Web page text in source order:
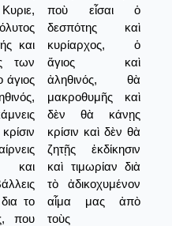
και
των
και
το
που
ποὺ εἶσαι ὁ
δεσπότης καὶ
κυρίαρχος, ὁ
ἅγιος καὶ
ἀληθινός, θὰ
μακροθυμῆς καὶ
δὲν θὰ κάνῃς
κρίσιν καὶ δὲν θὰ
ζητῇς ἐκδίκησιν
καὶ τιμωρίαν διὰ
τὸ ἀδικοχυμένον
αἷμα μας ἀπὸ
τοὺς